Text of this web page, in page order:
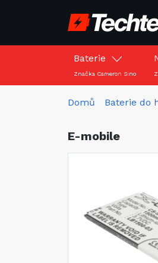
Baterie
Značka Cameron Sino
Domů Baterie do
E-mobile